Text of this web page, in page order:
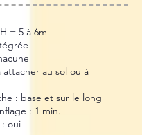
= 5 à 6m
attacher au sol ou à
: base et sur le long
: 1 min.
: oui